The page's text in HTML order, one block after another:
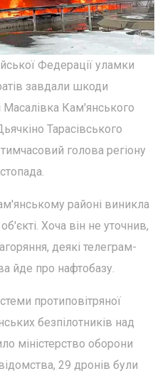
Федерації уламки
завдали шкоди
Масалівка Кам'янського
Тарасівського
голова регіону
районі виникла
Хоча він не уточнив,
деякі телеграм-
йде про нафтобазу.
протиповітряної
безпілотників над
міністерство оборони
29 дронів були